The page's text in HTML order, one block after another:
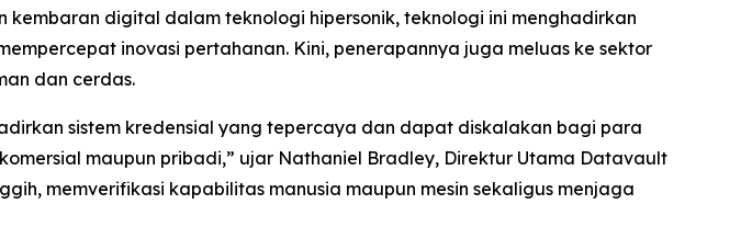
kembaran digital dalam teknologi hipersonik, teknologi ini menghadirkan
inovasi pertahanan. Kini, penerapannya juga meluas ke sektor
dan cerdas.
sistem kredensial yang tepercaya dan dapat diskalakan bagi para
maupun pribadi,” ujar Nathaniel Bradley, Direktur Utama Datavault
memverifikasi kapabilitas manusia maupun mesin sekaligus menjaga